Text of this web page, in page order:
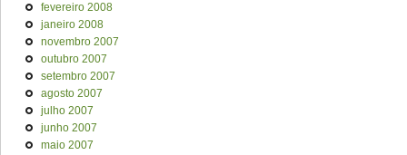
fevereiro 2008
janeiro 2008
novembro 2007
outubro 2007
setembro 2007
agosto 2007
julho 2007
junho 2007
maio 2007